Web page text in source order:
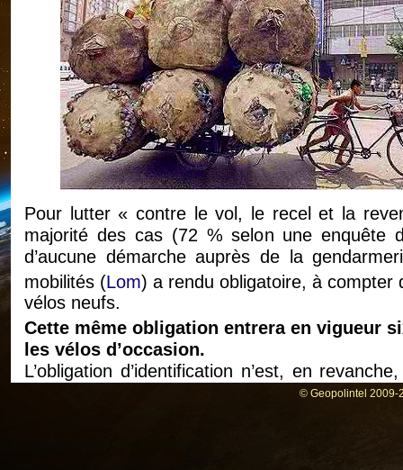
Pour lutter « contre le vol, le recel et la
majorité des cas (72 % selon une enquête
d’aucune démarche auprès de la
mobilités (Lom) a rendu obligatoire, à compter
vélos neufs.
Cette même obligation entrera en vigueur
les vélos d’occasion.
L’obligation d’identification n’est, en
dont les roues sont de diamètre inférieur ou
© Geopolintel 2009-